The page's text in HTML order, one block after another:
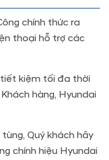
chính thức ra
thoại hỗ trợ các
kiệm tối đa thời
hàng, Hyundai
Quý khách hãy
chính hiệu Hyundai